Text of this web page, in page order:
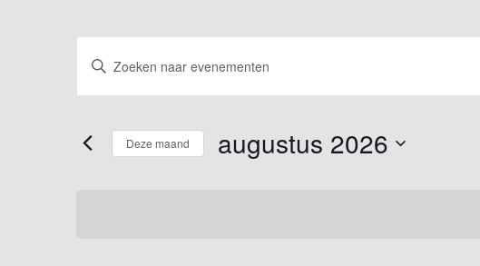
Zoeken
weergeven
navigatie
Vul
een
keyword
voor
Deze maand augustus 2026